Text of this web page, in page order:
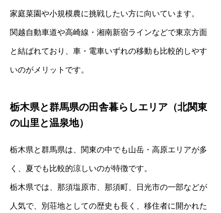
家庭菜園や小規模農に挑戦したい方に向いています。
関越自動車道や高崎線・湘南新宿ラインなどで東京方面
と結ばれており、車・電車いずれの移動も比較的しやす
いのがメリットです。
栃木県と群馬県の田舎暮らしエリア（北関東
の山里と温泉地）
栃木県と群馬県は、関東の中でも山岳・高原エリアが多
く、夏でも比較的涼しいのが特徴です。
栃木県では、那須塩原市、那須町、日光市の一部などが
人気で、別荘地としての歴史も長く、移住者に開かれた